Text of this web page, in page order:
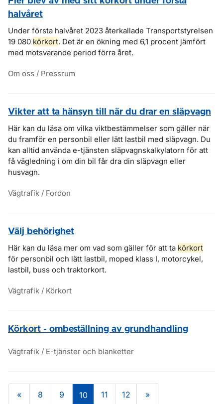
halvåret
Under första halvåret 2023 återkallade Transportstyrelsen
19 080 körkort. Det är en ökning med 6,1 procent jämfört
med motsvarande period förra året.
Om oss / Pressrum
Vikter att ta hänsyn till när du drar en släpvagn
Här kan du läsa om vilka viktbestämmelser som gäller när
du framför en personbil eller lätt lastbil med släpvagn. Du
kan alltid använda e-tjänsten släpvagnskalkylatorn för att
få vägledning i om din bil får dra din släpvagn eller
husvagn.
Vägtrafik / Fordon
Välj behörighet
Här kan du läsa mer om vad som gäller för att ta körkort
för personbil och lätt lastbil, moped klass I, motorcykel,
lastbil, buss och traktorkort.
Vägtrafik / Körkort
Körkort - ombeställning av grundhandling
Vägtrafik / E-tjänster och blanketter
« 8 9 10 11 12 »